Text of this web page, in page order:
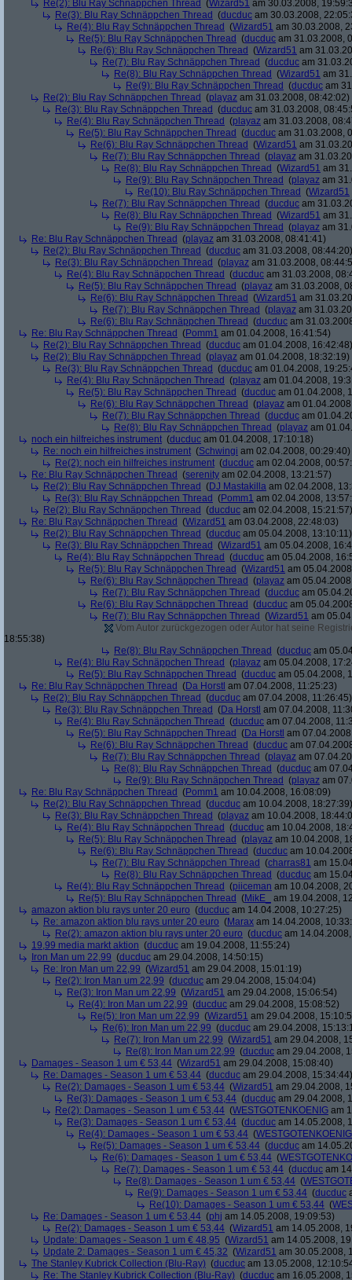
Re(2): Blu Ray Schnäppchen Thread (Wizard51 am 30.03.2008,
Re(3): Blu Ray Schnäppchen Thread (ducduc am 30.03.2008,
Re(4): Blu Ray Schnäppchen Thread (Wizard51 am 30.03.2008,
Re(5): Blu Ray Schnäppchen Thread (ducduc am 31.03.2008,
Re(6): Blu Ray Schnäppchen Thread (Wizard51 am
Re(7): Blu Ray Schnäppchen Thread (ducduc am
Re(8): Blu Ray Schnäppchen Thread (Wizard51 am
Re(9): Blu Ray Schnäppchen Thread (ducduc am
Re(2): Blu Ray Schnäppchen Thread (playaz am 31.03.2008, 08:42:02)
Re(3): Blu Ray Schnäppchen Thread (ducduc am 31.03.2008,
Re(4): Blu Ray Schnäppchen Thread (playaz am 31.03.2008,
Re(5): Blu Ray Schnäppchen Thread (ducduc am 31.03.2008,
Re(6): Blu Ray Schnäppchen Thread (Wizard51 am
Re(7): Blu Ray Schnäppchen Thread (playaz am
Re(8): Blu Ray Schnäppchen Thread (Wizard51 am
Re(9): Blu Ray Schnäppchen Thread (playaz am
Re(10): Blu Ray Schnäppchen Thread (Wizard51
Re(7): Blu Ray Schnäppchen Thread (ducduc am
Re(8): Blu Ray Schnäppchen Thread (Wizard51 am
Re(9): Blu Ray Schnäppchen Thread (playaz am
Re: Blu Ray Schnäppchen Thread (playaz am 31.03.2008, 08:41:41)
Re(2): Blu Ray Schnäppchen Thread (ducduc am 31.03.2008, 08:44:20)
Re(3): Blu Ray Schnäppchen Thread (playaz am 31.03.2008,
Re(4): Blu Ray Schnäppchen Thread (ducduc am 31.03.2008,
Re(5): Blu Ray Schnäppchen Thread (playaz am 31.03.2008,
Re(6): Blu Ray Schnäppchen Thread (Wizard51 am
Re(7): Blu Ray Schnäppchen Thread (playaz am
Re(6): Blu Ray Schnäppchen Thread (ducduc am
Re: Blu Ray Schnäppchen Thread (Pomm1 am 01.04.2008, 16:41:54)
Re(2): Blu Ray Schnäppchen Thread (ducduc am 01.04.2008, 16:42:48)
Re(2): Blu Ray Schnäppchen Thread (playaz am 01.04.2008, 18:32:19)
Re(3): Blu Ray Schnäppchen Thread (ducduc am 01.04.2008,
Re(4): Blu Ray Schnäppchen Thread (playaz am 01.04.2008,
Re(5): Blu Ray Schnäppchen Thread (ducduc am 01.04.2008,
Re(6): Blu Ray Schnäppchen Thread (playaz am
Re(7): Blu Ray Schnäppchen Thread (ducduc am
Re(8): Blu Ray Schnäppchen Thread (playaz am
noch ein hilfreiches instrument (ducduc am 01.04.2008, 17:10:18)
Re: noch ein hilfreiches instrument (Schwingi am 02.04.2008, 00:29:40)
Re(2): noch ein hilfreiches instrument (ducduc am 02.04.2008,
Re: Blu Ray Schnäppchen Thread (serenity am 02.04.2008, 13:21:57)
Re(2): Blu Ray Schnäppchen Thread (DJ Mastakilla am 02.04.2008,
Re(3): Blu Ray Schnäppchen Thread (Pomm1 am 02.04.2008,
Re(2): Blu Ray Schnäppchen Thread (ducduc am 02.04.2008, 15:21:57)
Re: Blu Ray Schnäppchen Thread (Wizard51 am 03.04.2008, 22:48:03)
Re(2): Blu Ray Schnäppchen Thread (ducduc am 05.04.2008, 13:10:11)
Re(3): Blu Ray Schnäppchen Thread (Wizard51 am 05.04.2008,
Re(4): Blu Ray Schnäppchen Thread (ducduc am 05.04.2008,
Re(5): Blu Ray Schnäppchen Thread (Wizard51 am
Re(6): Blu Ray Schnäppchen Thread (playaz am
Re(7): Blu Ray Schnäppchen Thread (ducduc am
Re(6): Blu Ray Schnäppchen Thread (ducduc am
Re(7): Blu Ray Schnäppchen Thread (Wizard51 am
Vom Autor zurückgezogen oder Autor hat seine
18:55:38)
Re(8): Blu Ray Schnäppchen Thread (ducduc am
Re(4): Blu Ray Schnäppchen Thread (playaz am 05.04.2008,
Re(5): Blu Ray Schnäppchen Thread (ducduc am 05.04.2008,
Re: Blu Ray Schnäppchen Thread (Da Horstl am 07.04.2008, 11:25:23)
Re(2): Blu Ray Schnäppchen Thread (ducduc am 07.04.2008, 11:26:45)
Re(3): Blu Ray Schnäppchen Thread (Da Horstl am 07.04.2008,
Re(4): Blu Ray Schnäppchen Thread (ducduc am 07.04.2008,
Re(5): Blu Ray Schnäppchen Thread (Da Horstl am
Re(6): Blu Ray Schnäppchen Thread (ducduc am
Re(7): Blu Ray Schnäppchen Thread (playaz am
Re(8): Blu Ray Schnäppchen Thread (ducduc am
Re(9): Blu Ray Schnäppchen Thread (playaz am
Re: Blu Ray Schnäppchen Thread (Pomm1 am 10.04.2008, 16:08:09)
Re(2): Blu Ray Schnäppchen Thread (ducduc am 10.04.2008, 18:27:39)
Re(3): Blu Ray Schnäppchen Thread (playaz am 10.04.2008,
Re(4): Blu Ray Schnäppchen Thread (ducduc am 10.04.2008,
Re(5): Blu Ray Schnäppchen Thread (playaz am 10.04.2008,
Re(6): Blu Ray Schnäppchen Thread (ducduc am
Re(7): Blu Ray Schnäppchen Thread (charras81 am
Re(8): Blu Ray Schnäppchen Thread (ducduc am
Re(4): Blu Ray Schnäppchen Thread (piiceman am 10.04.2008,
Re(5): Blu Ray Schnäppchen Thread (MikE_
am 19.04.2008,
amazon aktion blu rays unter 20 euro (ducduc am 14.04.2008, 10:27:25)
Re: amazon aktion blu rays unter 20 euro (Marax am 14.04.2008,
Re(2): amazon aktion blu rays unter 20 euro (ducduc am
19,99 media markt aktion (ducduc am 19.04.2008, 11:55:24)
Iron Man um 22,99 (ducduc am 29.04.2008, 14:50:15)
Re: Iron Man um 22,99 (Wizard51 am 29.04.2008, 15:01:19)
Re(2): Iron Man um 22,99 (ducduc am 29.04.2008, 15:04:04)
Re(3): Iron Man um 22,99 (Wizard51 am 29.04.2008, 15:06:54)
Re(4): Iron Man um 22,99 (ducduc am 29.04.2008, 15:08:52)
Re(5): Iron Man um 22,99 (Wizard51 am 29.04.2008,
Re(6): Iron Man um 22,99 (ducduc am 29.04.2008,
Re(7): Iron Man um 22,99 (Wizard51 am 29.04.2008,
Re(8): Iron Man um 22,99 (ducduc am 29.04.2008,
Damages - Season 1 um € 53,44 (Wizard51 am 29.04.2008, 15:08:40)
Re: Damages - Season 1 um € 53,44 (ducduc am 29.04.2008, 15:34:44)
Re(2): Damages - Season 1 um € 53,44 (Wizard51 am 29.04.2008,
Re(3): Damages - Season 1 um € 53,44 (ducduc am 29.04.2008,
Re(2): Damages - Season 1 um € 53,44 (WESTGOTENKOENIG am
Re(3): Damages - Season 1 um € 53,44 (ducduc am 14.05.2008,
Re(4): Damages - Season 1 um € 53,44 (WESTGOTENKOENIG
Re(5): Damages - Season 1 um € 53,44 (ducduc am
Re(6): Damages - Season 1 um € 53,44 (
Re(7): Damages - Season 1 um € 53,44 (ducduc am
Re(8): Damages - Season 1 um € 53,44 (
Re(9): Damages - Season 1 um € 53,44 (ducduc
Re(10): Damages - Season 1 um € 53,44 (
Re: Damages - Season 1 um € 53,44 (phj am 14.05.2008, 19:09:53)
Re(2): Damages - Season 1 um € 53,44 (Wizard51 am 14.05.2008,
Update: Damages - Season 1 um € 48,95 (Wizard51 am 14.05.2008,
Update 2: Damages - Season 1 um € 45,32 (Wizard51 am 30.05.2008,
The Stanley Kubrick Collection (Blu-Ray) (ducduc am 13.05.2008,
Re: The Stanley Kubrick Collection (Blu-Ray) (ducduc am 16.05.2008,